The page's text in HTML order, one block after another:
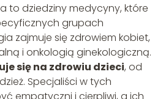
to dziedziny medycyny, które
grupach
zajmuje się zdrowiem kobiet,
i onkologią ginekologiczną.
się na zdrowiu dzieci, od
Specjaliści w tych
empatyczni i cierpliwi, a ich